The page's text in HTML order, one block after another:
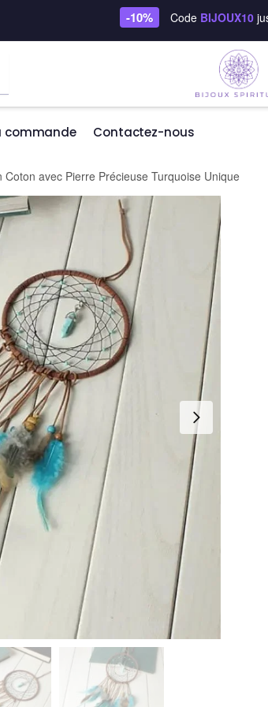
-10% Code BIJOUX10
commande Contactez-nous
Coton avec Pierre Précieuse Turquoise Unique